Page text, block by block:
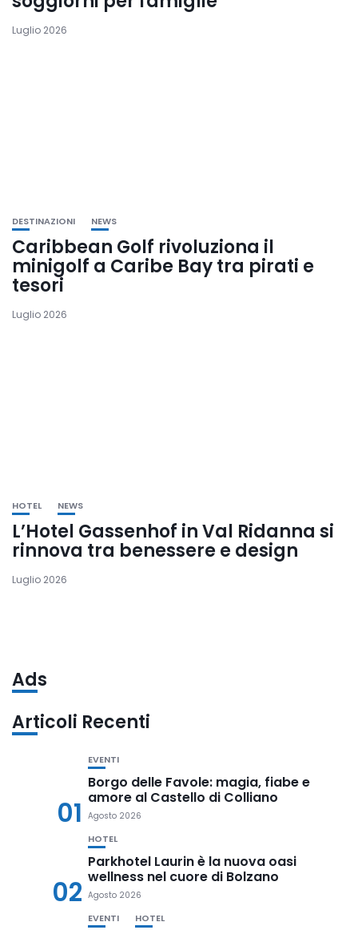
Luglio 2026
DESTINAZIONI NEWS
Caribbean Golf rivoluziona il
minigolf a Caribe Bay tra pirati e
tesori
Luglio 2026
HOTEL NEWS
L’Hotel Gassenhof in Val Ridanna si
rinnova tra benessere e design
Luglio 2026
Ads
Articoli Recenti
01
EVENTI
Borgo delle Favole: magia, fiabe e
amore al Castello di Colliano
Agosto 2026
02
HOTEL
Parkhotel Laurin è la nuova oasi
wellness nel cuore di Bolzano
Agosto 2026
EVENTI HOTEL